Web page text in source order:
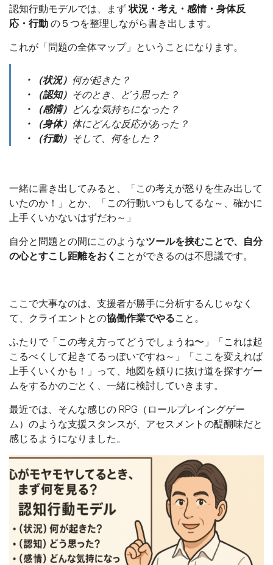
認知行動モデルでは、まず状況・考え・感情・身体反
応・行動 の５つを整理しながら書き出します。
これが「問題の全体マップ」ということになります。
・（状況） 何が起きた？
・（認知） そのとき、どう思った？
・（感情） どんな気持ちになった？
・（身体） 体にどんな反応があった？
・（行動） そして、何をした？
一緒に書き出してみると、「この考えが怒りを生み出して
いたのか！」とか、「この行動いつもしてるな～、確かに
上手くいかないはずだわ～」
自分と問題との間にこのようなツールを挟むことで、自分
の心とすこし距離をおく ことができるのは不思議です。
ここで大事なのは、支援者が勝手に分析するんじゃなく
て、クライエントとの協働作業でやること。
ふたりで「この考え方ってどうでしょうね〜」「これは起
こるべくして起きてるっぽいですね～」「ここを変えれば
上手くいくかも！」って、地図を頼りに抜け道を探すゲー
ムをするかのごとく、一緒に検討していきます。
最近では、そんな感じの RPG（ロールプレイングゲー
ム）のような支援スタンスが、アセスメントの醍醐味だと
感じるようになりました。